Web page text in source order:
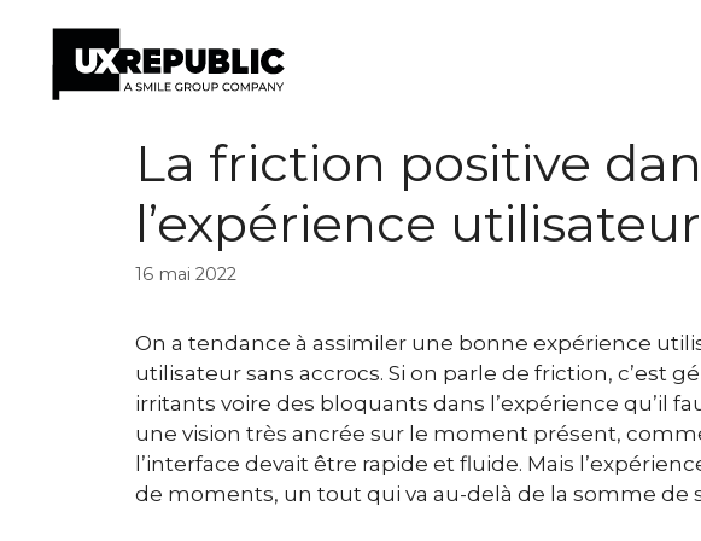
La friction positive
l’expérience utilisateur
16 mai 2022
On a tendance à assimiler une bonne expérience
utilisateur sans accrocs. Si on parle de friction, c’est
irritants voire des bloquants dans l’expérience qu’il
une vision très ancrée sur le moment présent,
l’interface devait être rapide et fluide. Mais
de moments, un tout qui va au-delà de la somme de